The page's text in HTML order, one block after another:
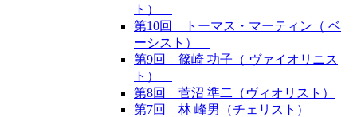
ト）
第10回 トーマス・マーティン（ ベ
ーシスト）
第9回 篠崎 功子（ ヴァイオリニス
ト）
第8回 菅沼 準二（ヴィオリスト）
第7回 林 峰男（チェリスト）